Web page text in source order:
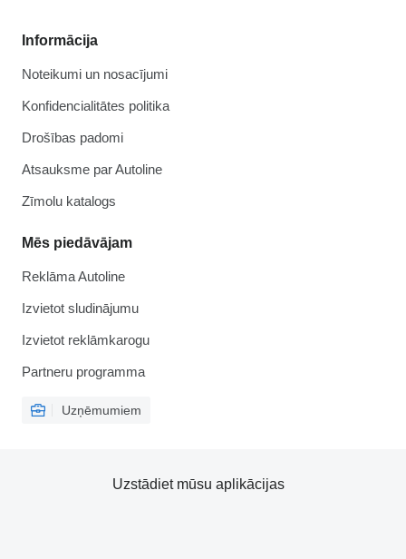
Informācija
Noteikumi un nosacījumi
Konfidencialitātes politika
Drošības padomi
Atsauksme par Autoline
Zīmolu katalogs
Mēs piedāvājam
Reklāma Autoline
Izvietot sludinājumu
Izvietot reklāmkarogu
Partneru programma
Uzņēmumiem
Uzstādiet mūsu aplikācijas